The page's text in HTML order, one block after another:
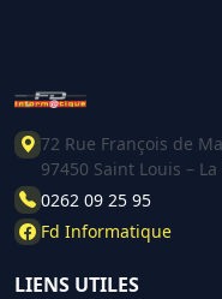
72 Rue François de
97450 Saint Louis –
0262 09 25 95
Fd Informatique
LIENS UTILES